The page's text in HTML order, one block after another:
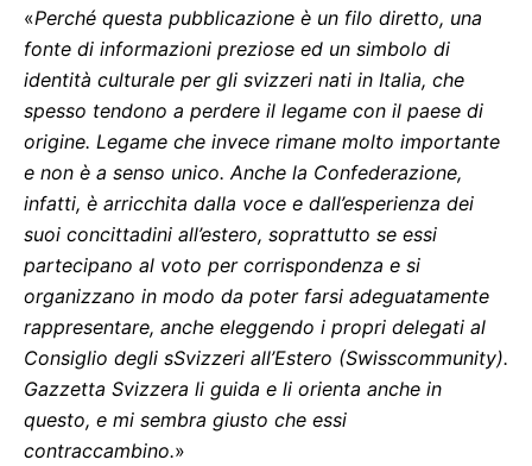
«Perché questa pubblicazione è un filo diretto, una
fonte di informazioni preziose ed un simbolo di
identità culturale per gli svizzeri nati in Italia, che
spesso tendono a perdere il legame con il paese di
origine. Legame che invece rimane molto importante
e non è a senso unico. Anche la Confederazione,
infatti, è arricchita dalla voce e dall’esperienza dei
suoi concittadini all’estero, soprattutto se essi
partecipano al voto per corrispondenza e si
organizzano in modo da poter farsi adeguatamente
rappresentare, anche eleggendo i propri delegati al
Consiglio degli sSvizzeri all’Estero (Swisscommunity).
Gazzetta Svizzera li guida e li orienta anche in
questo, e mi sembra giusto che essi
contraccambino.»